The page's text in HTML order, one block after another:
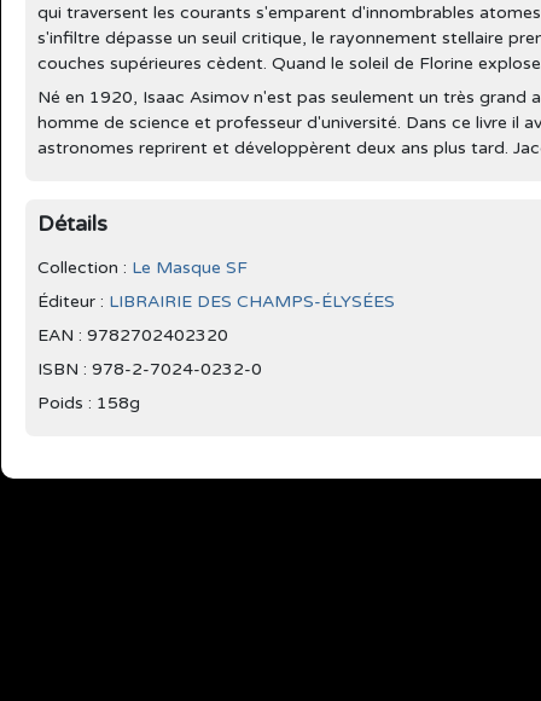
qui traversent les courants s'emparent d'innombrables
s'infiltre dépasse un seuil critique, le rayonnement stellaire
couches supérieures cèdent. Quand le soleil de Florine
Né en 1920, Isaac Asimov n'est pas seulement un très grand
homme de science et professeur d'université. Dans ce livre il
astronomes reprirent et développèrent deux ans plus tard.
Détails
Collection : Le Masque SF
Éditeur : LIBRAIRIE DES CHAMPS-ÉLYSÉES
EAN : 9782702402320
ISBN : 978-2-7024-0232-0
Poids : 158g